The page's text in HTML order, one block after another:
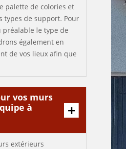
palette de colories et
types de support. Pour
le type de
également en
de vos lieux afin que
vos murs
à
extérieurs